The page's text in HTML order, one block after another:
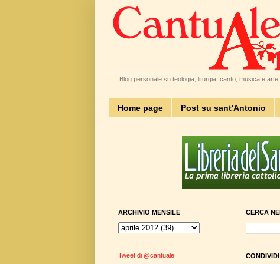
Blog personale su teologia, liturgia, canto, musica e
Home page Post su sant'Antonio
CERCA
CONDIVIDI
ARCHIVIO MENSILE
Tweet di @cantuale